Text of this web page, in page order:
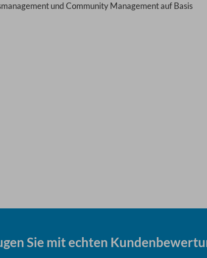
und Community Management auf Basis
Sie mit echten